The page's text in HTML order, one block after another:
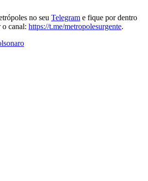
no seu Telegram e fique por dentro
o canal: https://t.me/metropolesurgente.